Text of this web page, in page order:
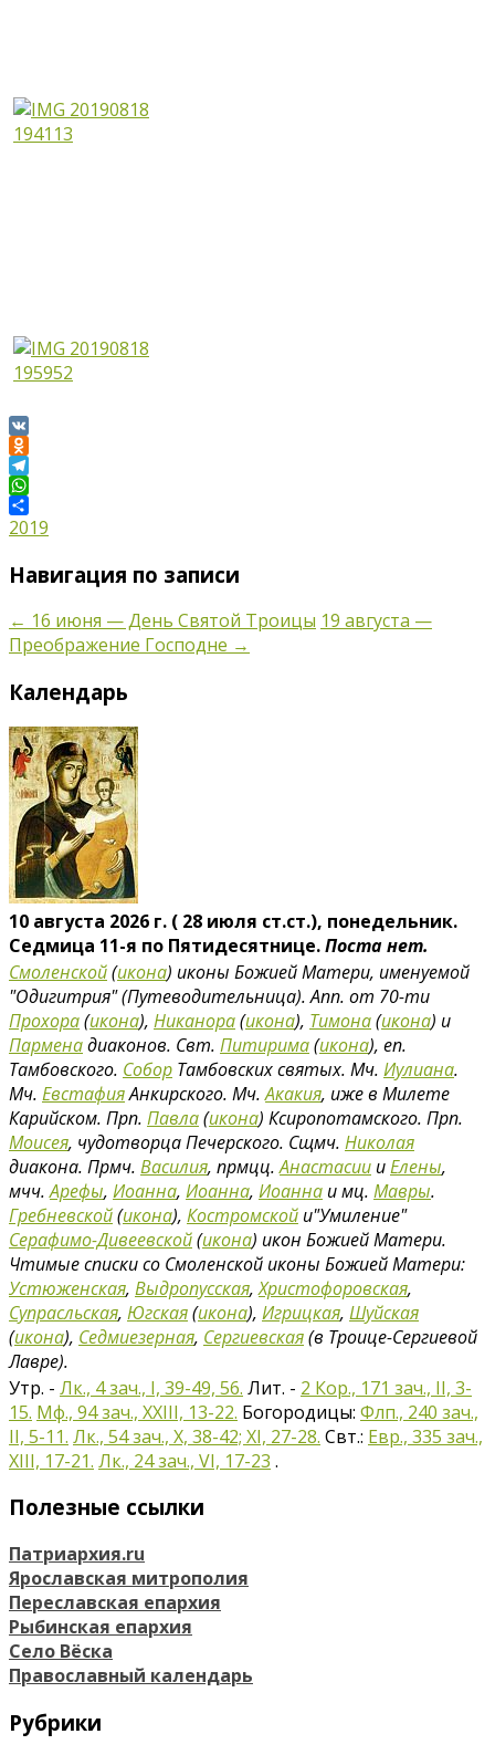
VK
Odnoklassniki
Telegram
WhatsApp
Отправить
2019
Навигация по записи
← 16 июня — День Святой Троицы 19 августа —
Преображение Господне →
Календарь
10 августа 2026 г. ( 28 июля ст.ст.), понедельник.
Седмица 11-я по Пятидесятнице.Поста нет.
Смоленской(икона) иконы Божией Матери, именуемой
"Одигитрия" (Путеводительница). Апп. от 70-ти
Прохора(икона), Никанора(икона), Тимона(икона) и
Парменадиаконов. Свт. Питирима(икона), еп.
Тамбовского. Собор Тамбовских святых. Мч. Иулиана.
Мч. ЕвстафияАнкирского. Мч.Акакия, иже в Милете
Карийском. Прп. Павла(икона) Ксиропотамского. Прп.
Моисея, чудотворца Печерского. Сщмч. Николая
диакона. Прмч. Василия, прмцц.Анастасии иЕлены,
мчч.Арефы, Иоанна, Иоанна, Иоанна и мц. Мавры.
Гребневской(икона), Костромской и"Умиление"
Серафимо-Дивеевской(икона) икон Божией Матери.
Чтимые списки со Смоленской иконы Божией Матери:
Устюженская, Выдропусская,Христофоровская,
Супрасльская, Югская(икона), Игрицкая, Шуйская
(икона), Седмиезерная, Сергиевская(в Троице-Сергиевой
Лавре).
Утр. - Лк., 4 зач., I, 39-49, 56. Лит. - 2 Кор., 171 зач., II, 3-
15. Мф., 94 зач., XXIII, 13-22. Богородицы: Флп., 240 зач.,
II, 5-11. Лк., 54 зач., X, 38-42; XI, 27-28. Свт.: Евр., 335 зач.,
XIII, 17-21. Лк., 24 зач., VI, 17-23 .
Полезные ссылки
Патриархия.ru
Ярославская митрополия
Переславская епархия
Рыбинская епархия
Село Вёска
Православный календарь
Рубрики